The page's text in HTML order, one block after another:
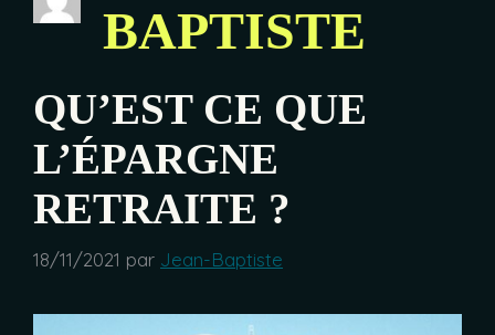
BAPTISTE
QU’EST CE QUE
L’ÉPARGNE
RETRAITE ?
18/11/2021 par Jean-Baptiste